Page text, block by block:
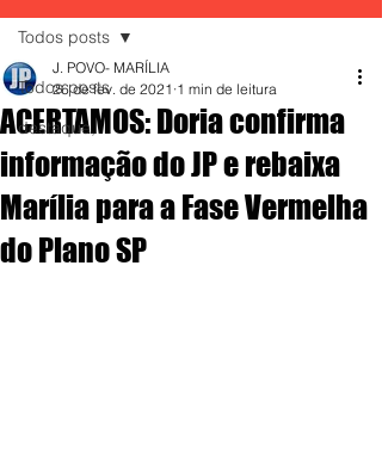
Todos posts
destaque,
Todos posts
ACERTAMOS: Doria confirma
informação do JP e rebaixa
Marília para a Fase Vermelha
do Plano SP
J. POVO- MARÍLIA
26 de fev. de 2021 1 min de leitura